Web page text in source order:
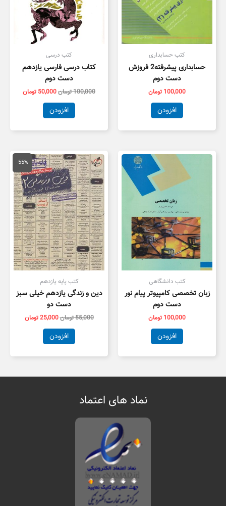
کتب حسابداری
حسابداری پیشرفته2 فروزش
دست دوم
100,000 تومان
افزودن
کتب درسی
کتاب درسی فارسی یازدهم
دست دوم
100,000تومان50,000 تومان
افزودن
کتب دانشگاهی
زبان تخصصی کامپیوتر پیام نور
دست دوم
100,000 تومان
افزودن
-55%
کتب پایه یازدهم
دین و زندگی یازدهم خیلی سبز
دست دو
55,000تومان
قیمت
اصلی
55,000 تومان
بود.
25,000تومان
قیمت
فعلی
است.
افزودن
نماد های اعتماد